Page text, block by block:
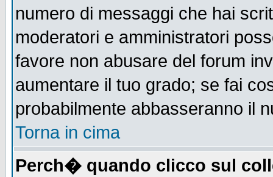
numero di messaggi che hai
moderatori e amministratori
favore non abusare del forum
aumentare il tuo grado; se fai
probabilmente abbasseranno il
Torna in cima
Perch� quando clicco sul